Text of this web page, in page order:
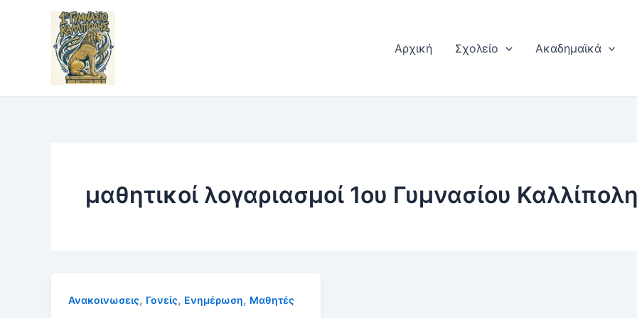
Αρχική Σχολείο Ακαδημαϊκά
μαθητικοί λογαριασμοί 1ου Γυμνασίου
Ανακοινωσεις, Γονείς, Ενημέρωση, Μαθητές